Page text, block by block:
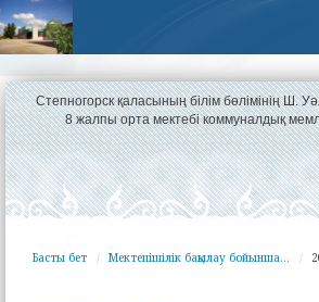
Степногорск қаласының білім бөлімінің Ш.
8 жалпы орта мектебі коммуналдық
Басты бет Мектепішілік бақылау бойынша...